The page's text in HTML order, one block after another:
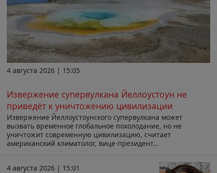
4 августа 2026 | 15:05
Извержение супервулкана Йеллоустоун не
приведёт к уничтожению цивилизации
Извержение Йеллоустоунского супервулкана может
вызвать временное глобальное похолодание, но не
уничтожит современную цивилизацию, считает
американский климатолог, вице-президент...
4 августа 2026 | 15:01